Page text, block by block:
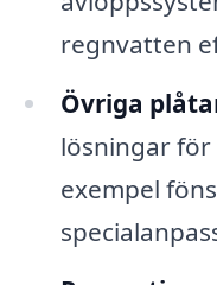
regnvatten
Övriga
lösningar för
exempel